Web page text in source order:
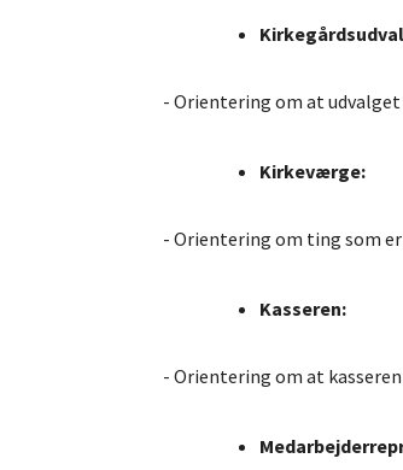
- Orientering om at
Kirkeværge:
- Orientering om ting som
Kasseren:
- Orientering om at